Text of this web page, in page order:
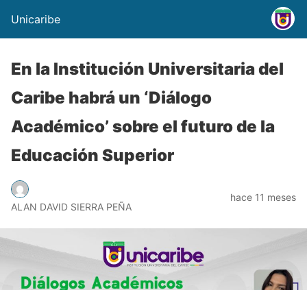
Unicaribe
En la Institución Universitaria del
Caribe habrá un ‘Diálogo
Académico’ sobre el futuro de la
Educación Superior
ALAN DAVID SIERRA PEÑA
hace 11 meses